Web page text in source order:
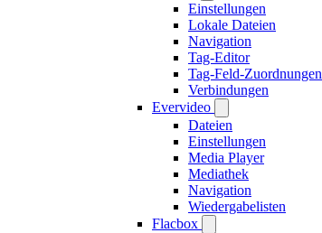
Einstellungen
Lokale Dateien
Navigation
Tag-Editor
Tag-Feld-Zuordnungen
Verbindungen
Evervideo
Dateien
Einstellungen
Media Player
Mediathek
Navigation
Wiedergabelisten
Flacbox